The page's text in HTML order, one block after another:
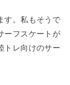
す。私もそうで
ーフスケートが
トレ向けのサー